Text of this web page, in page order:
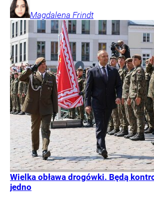
Magdalena Frindt
Wielka obława drogówki. Będą
jedno